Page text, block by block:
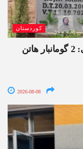
کوردستان
ل ئامەدێ ئۆپەراسیۆنا تاوانێن ئەلکترۆنی: 2 گومانبار ھاتن
2026-08-08